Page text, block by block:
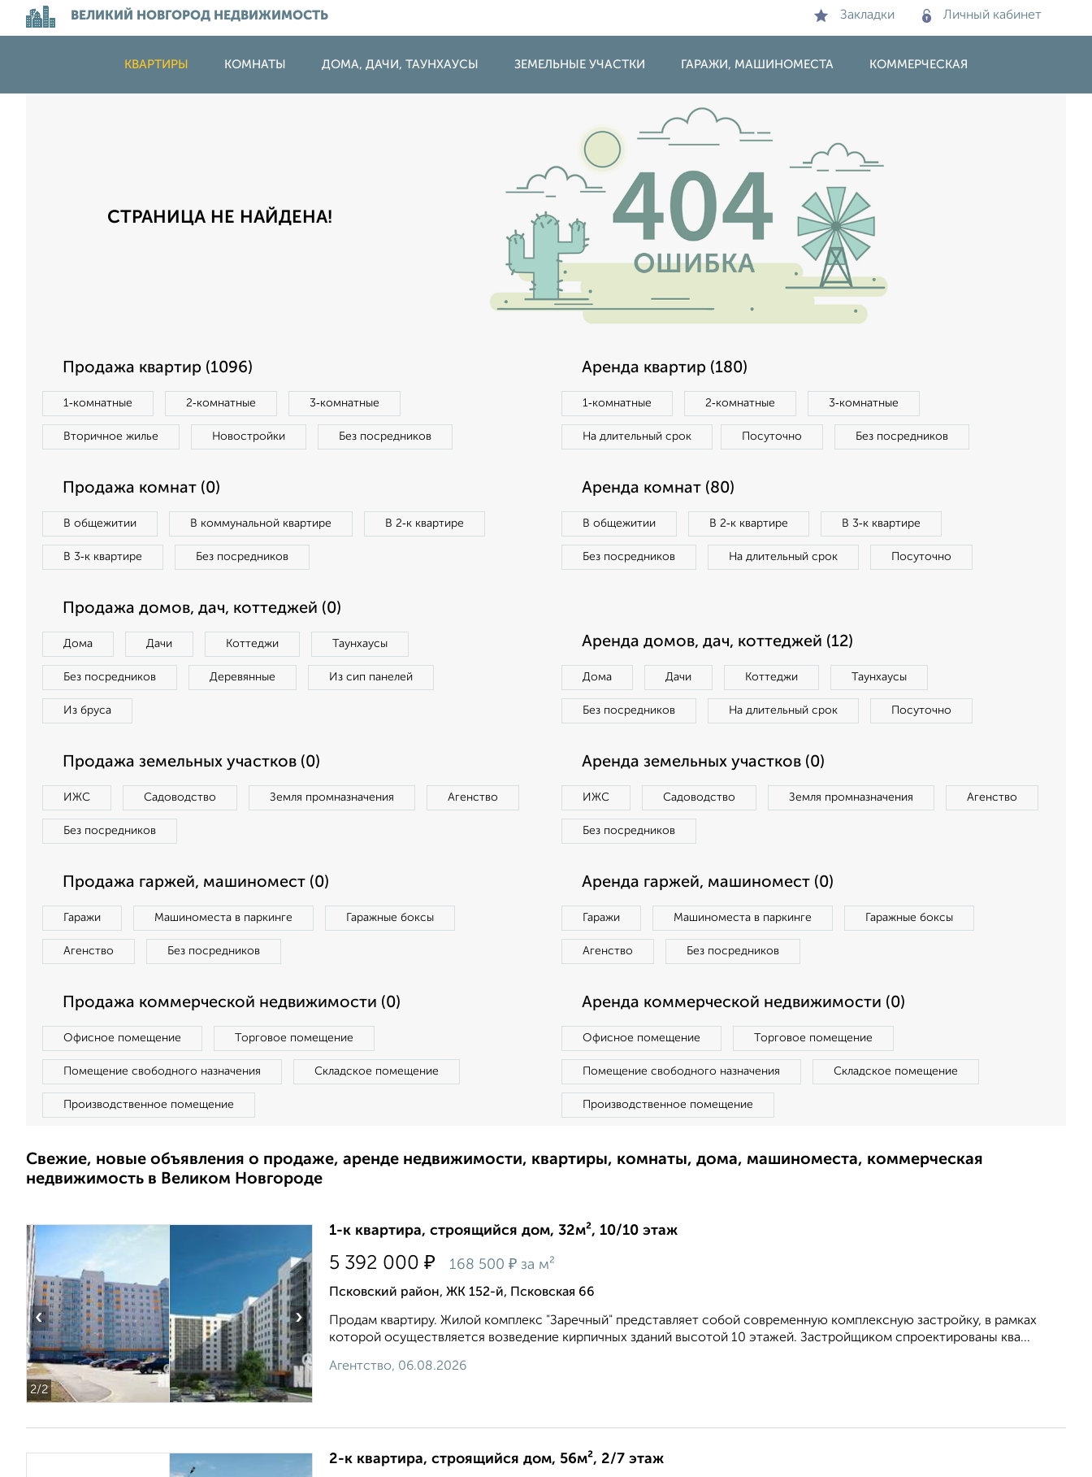
ВЕЛИКИЙ НОВГОРОД НЕДВИЖИМОСТЬ Закладки Личный кабинет
КВАРТИРЫ КОМНАТЫ ДОМА, ДАЧИ, ТАУНХАУСЫ ЗЕМЕЛЬНЫЕ УЧАСТКИ ГАРАЖИ, МАШИНОМЕСТА КОММЕРЧЕСКАЯ
СТРАНИЦА НЕ НАЙДЕНА!
Продажа квартир (1096)
1‑комнатные 2‑комнатные 3‑комнатные
Вторичное жилье Новостройки Без посредников
Аренда квартир (180)
1‑комнатные 2‑комнатные 3‑комнатные
На длительный срок Посуточно Без посредников
Продажа комнат (0)
В общежитии В коммунальной квартире В 2‑к квартире
В 3‑к квартире Без посредников
Аренда комнат (80)
В общежитии В 2‑к квартире В 3‑к квартире
Без посредников На длительный срок Посуточно
Продажа домов, дач, коттеджей (0)
Дома Дачи Коттеджи Таунхаусы
Без посредников Деревянные Из сип панелей
Из бруса
Аренда домов, дач, коттеджей (12)
Дома Дачи Коттеджи Таунхаусы
Без посредников На длительный срок Посуточно
Продажа земельных участков (0)
ИЖС Садоводство Земля промназначения Агенство
Без посредников
Аренда земельных участков (0)
ИЖС Садоводство Земля промназначения Агенство
Без посредников
Продажа гаржей, машиномест (0)
Гаражи Машиноместа в паркинге Гаражные боксы
Агенство Без посредников
Аренда гаржей, машиномест (0)
Гаражи Машиноместа в паркинге Гаражные боксы
Агенство Без посредников
Продажа коммерческой недвижимости (0)
Офисное помещение Торговое помещение
Помещение свободного назначения Складское помещение
Производственное помещение
Аренда коммерческой недвижимости (0)
Офисное помещение Торговое помещение
Помещение свободного назначения Складское помещение
Производственное помещение
Свежие, новые объявления о продаже, аренде недвижимости, квартиры, комнаты, дома, машиноместа, коммерческая
недвижимость в Великом Новгороде
2/2
‹ ›
1-к квартира, строящийся дом, 32м², 10/10 этаж
5 392 000 ₽ 168 500 ₽ за м²
Псковский район, ЖК 152-й, Псковская 66
Продам квартиру. Жилой комплекс "Заречный" представляет собой современную комплексную застройку, в рамках
которой осуществляется возведение кирпичных зданий высотой 10 этажей. Застройщиком спроектированы ква...
Агентство, 06.08.2026
2-к квартира, строящийся дом, 56м², 2/7 этаж